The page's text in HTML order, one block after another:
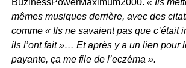
mêmes musiques derrière, avec des
comme « Ils ne savaient pas que c’était
ils l’ont fait »… Et après y a un lien pour
payante, ça me file de l’eczéma ».